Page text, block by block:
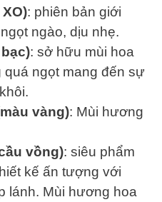
: phiên bản giới
ngào, dịu nhẹ.
: sở hữu mùi hoa
quá ngọt mang đến sự
vàng): Mùi hương
vồng): siêu phẩm
kế ấn tượng với
lánh. Mùi hương hoa